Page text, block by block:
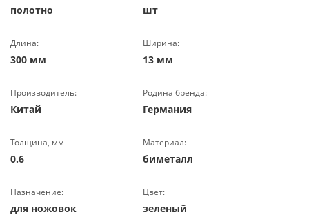
полотно шт
Длина:
300 мм
Ширина:
13 мм
Производитель:
Китай
Родина бренда:
Германия
Толщина, мм
0.6
Материал:
биметалл
Назначение:
для ножовок
Цвет:
зеленый